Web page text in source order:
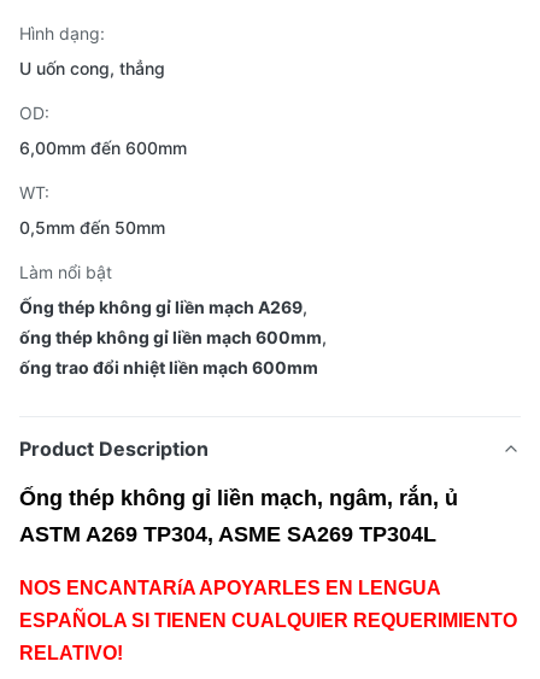
Hình dạng:
U uốn cong, thẳng
OD:
6,00mm đến 600mm
WT:
0,5mm đến 50mm
Làm nổi bật
Ống thép không gỉ liền mạch A269,
ống thép không gỉ liền mạch 600mm,
ống trao đổi nhiệt liền mạch 600mm
Product Description
Ống thép không gỉ liền mạch, ngâm, rắn, ủ
ASTM A269 TP304, ASME SA269 TP304L
NOS ENCANTARíA APOYARLES EN LENGUA
ESPAÑOLA SI TIENEN CUALQUIER REQUERIMIENTO
RELATIVO!